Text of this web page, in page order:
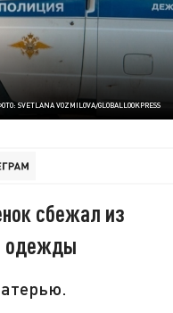
SVETLANA VOZMILOVA/GLOBALLOOKPRESS
сбежал из
одежды